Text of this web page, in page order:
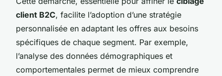
client B2C, facilite l’adoption d’une stratégie
personnalisée en adaptant les offres aux besoins
spécifiques de chaque segment. Par exemple,
l’analyse des données démographiques et
comportementales permet de mieux comprendre